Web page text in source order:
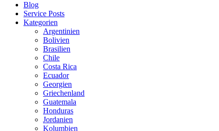
Blog
Service Posts
Kategorien
Argentinien
Bolivien
Brasilien
Chile
Costa Rica
Ecuador
Georgien
Griechenland
Guatemala
Honduras
Jordanien
Kolumbien